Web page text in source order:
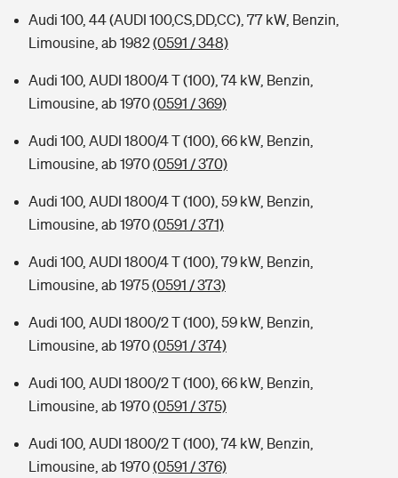
Audi 100, 44 (AUDI 100,CS,DD,CC), 77 kW, Benzin,
Limousine, ab 1982(0591 / 348)
Audi 100, AUDI 1800/4 T (100), 74 kW, Benzin,
Limousine, ab 1970(0591 / 369)
Audi 100, AUDI 1800/4 T (100), 66 kW, Benzin,
Limousine, ab 1970(0591 / 370)
Audi 100, AUDI 1800/4 T (100), 59 kW, Benzin,
Limousine, ab 1970(0591 / 371)
Audi 100, AUDI 1800/4 T (100), 79 kW, Benzin,
Limousine, ab 1975(0591 / 373)
Audi 100, AUDI 1800/2 T (100), 59 kW, Benzin,
Limousine, ab 1970(0591 / 374)
Audi 100, AUDI 1800/2 T (100), 66 kW, Benzin,
Limousine, ab 1970(0591 / 375)
Audi 100, AUDI 1800/2 T (100), 74 kW, Benzin,
Limousine, ab 1970(0591 / 376)